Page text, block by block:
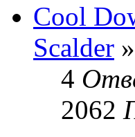
Cool
Scalder
4
2062